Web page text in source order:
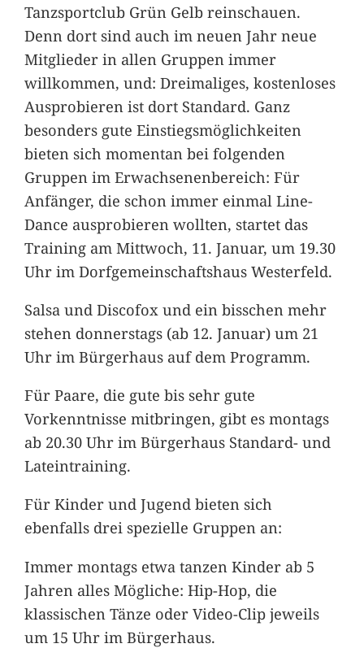
Tanzsportclub Grün Gelb reinschauen.
Denn dort sind auch im neuen Jahr neue
Mitglieder in allen Gruppen immer
willkommen, und: Dreimaliges, kostenloses
Ausprobieren ist dort Standard. Ganz
besonders gute Einstiegsmöglichkeiten
bieten sich momentan bei folgenden
Gruppen im Erwachsenenbereich: Für
Anfänger, die schon immer einmal Line-
Dance ausprobieren wollten, startet das
Training am Mittwoch, 11. Januar, um 19.30
Uhr im Dorfgemeinschaftshaus Westerfeld.
Salsa und Discofox und ein bisschen mehr
stehen donnerstags (ab 12. Januar) um 21
Uhr im Bürgerhaus auf dem Programm.
Für Paare, die gute bis sehr gute
Vorkenntnisse mitbringen, gibt es montags
ab 20.30 Uhr im Bürgerhaus Standard- und
Lateintraining.
Für Kinder und Jugend bieten sich
ebenfalls drei spezielle Gruppen an:
Immer montags etwa tanzen Kinder ab 5
Jahren alles Mögliche: Hip-Hop, die
klassischen Tänze oder Video-Clip jeweils
um 15 Uhr im Bürgerhaus.